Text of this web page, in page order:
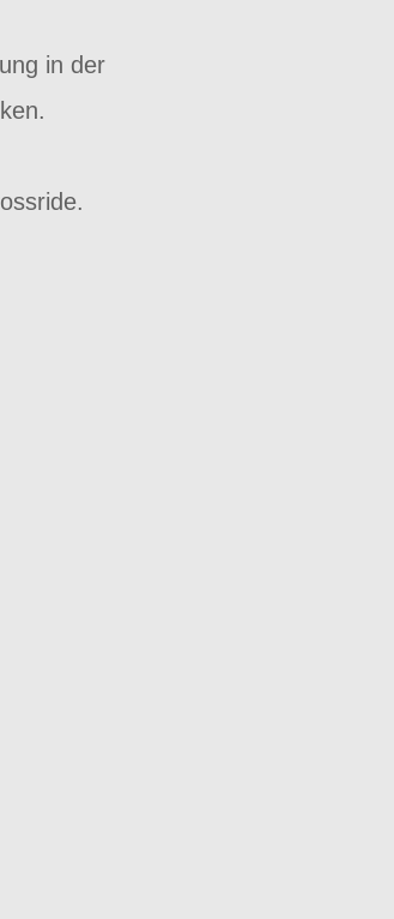
in der